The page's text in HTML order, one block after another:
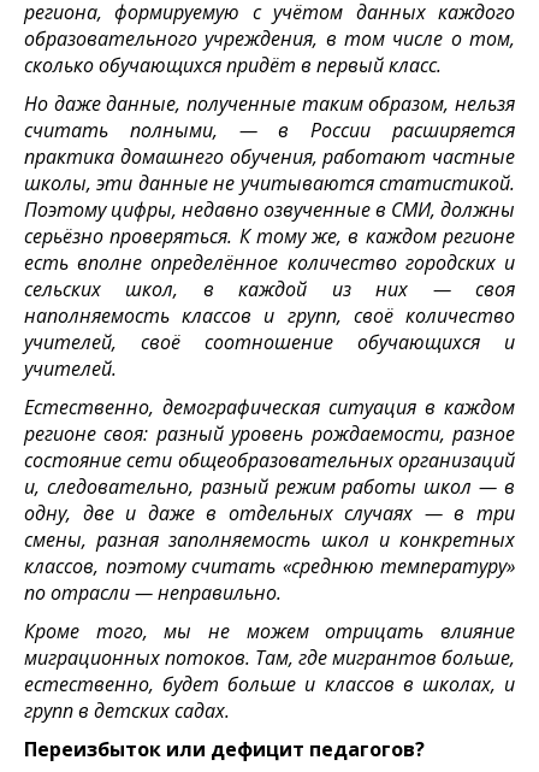
региона, формируемую с учётом данных каждого
образовательного учреждения, в том числе о том,
сколько обучающихся придёт в первый класс.
Но даже данные, полученные таким образом, нельзя
считать полными, — в России расширяется
практика домашнего обучения, работают частные
школы, эти данные не учитываются статистикой.
Поэтому цифры, недавно озвученные в СМИ, должны
серьёзно проверяться. К тому же, в каждом регионе
есть вполне определённое количество городских и
сельских школ, в каждой из них — своя
наполняемость классов и групп, своё количество
учителей, своё соотношение обучающихся и
учителей.
Естественно, демографическая ситуация в каждом
регионе своя: разный уровень рождаемости, разное
состояние сети общеобразовательных организаций
и, следовательно, разный режим работы школ — в
одну, две и даже в отдельных случаях — в три
смены, разная заполняемость школ и конкретных
классов, поэтому считать «среднюю температуру»
по отрасли — неправильно.
Кроме того, мы не можем отрицать влияние
миграционных потоков. Там, где мигрантов больше,
естественно, будет больше и классов в школах, и
групп в детских садах.
Переизбыток или дефицит педагогов?